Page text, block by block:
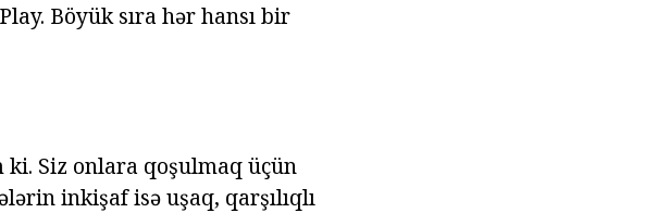
Böyük sıra hər hansı bir
Siz onlara qoşulmaq üçün
inkişaf isə uşaq, qarşılıqlı